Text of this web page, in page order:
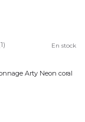
En stock
Arty Neon coral